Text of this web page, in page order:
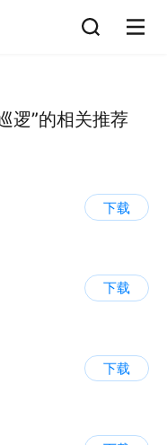
逻”的相关推荐
下载
下载
下载